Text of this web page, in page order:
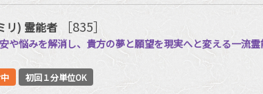
リ) 霊能者 ［835］
や悩みを解消し、貴方の夢と願望を現実へと変える一流
初回１分単位OK